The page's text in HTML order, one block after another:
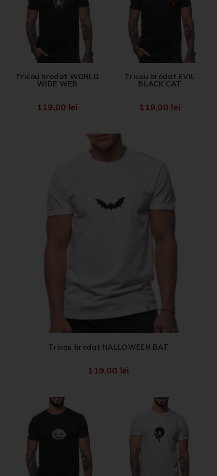
Tricou brodat WORLD
WIDE WEB
119,00 lei
Tricou brodat EVIL
BLACK CAT
119,00 lei
Tricou brodat HALLOWEEN BAT
119,00 lei